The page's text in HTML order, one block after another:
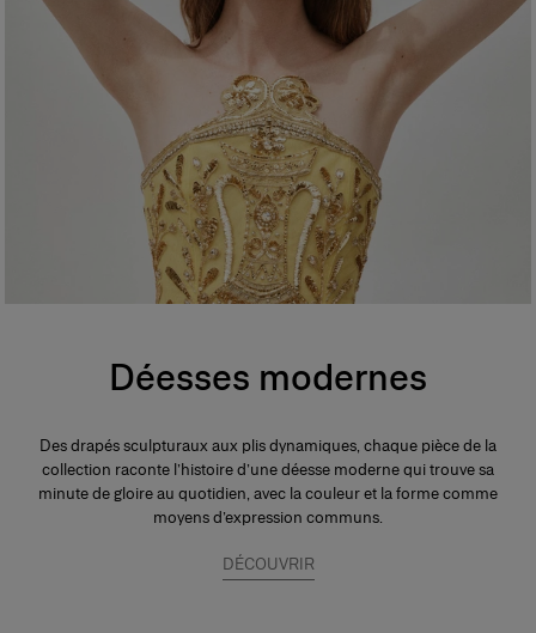
Déesses modernes
Des drapés sculpturaux aux plis dynamiques, chaque pièce de la
collection raconte l’histoire d’une déesse moderne qui trouve sa
minute de gloire au quotidien, avec la couleur et la forme comme
moyens d’expression communs.
DÉCOUVRIR